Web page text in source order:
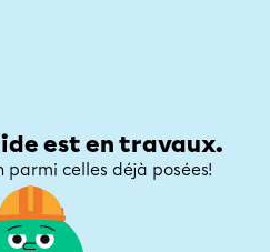
est en travaux.
celles déjà posées!